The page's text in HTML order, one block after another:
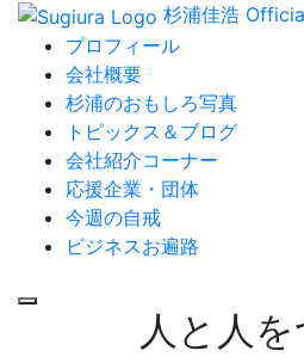
杉浦佳浩
プロフィール
会社概要
杉浦のおもしろ写真
トピックス＆ブログ
会社紹介コーナー
応援企業・団体
今週の自戒
ビジネスお遍路
人と人